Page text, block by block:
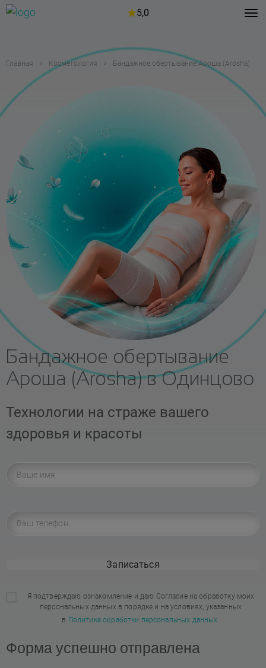
5,0
Главная Косметология Бандажное обертывание Ароша (Arosha)
Бандажное обертывание
Ароша (Arosha) в Одинцово
Технологии на страже вашего
здоровья и красоты
Записаться
Я подтверждаю ознакомление и даю Согласие на обработку моих
персональных данных в порядке и на условиях, указанных
в Политике обработки персональных данных.
Форма успешно отправлена